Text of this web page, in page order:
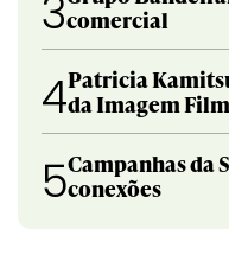
3comercial
4Patricia
da Imagem
5Campanhas da
conexões